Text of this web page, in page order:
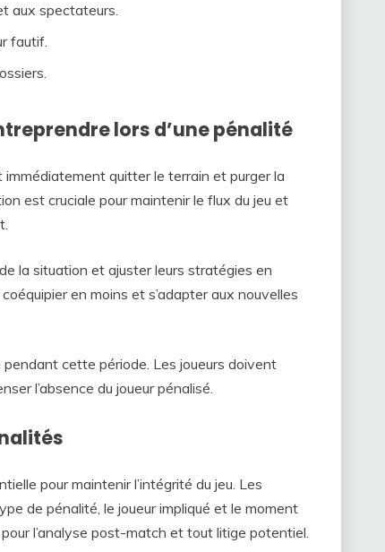
aux spectateurs.
fautif.
lors d’une pénalité
immédiatement quitter le terrain et purger la
est cruciale pour maintenir le flux du jeu et
la situation et ajuster leurs stratégies en
en moins et s’adapter aux nouvelles
cette période. Les joueurs doivent
l’absence du joueur pénalisé.
pour maintenir l’intégrité du jeu. Les
de pénalité, le joueur impliqué et le moment
l’analyse post-match et tout litige potentiel.